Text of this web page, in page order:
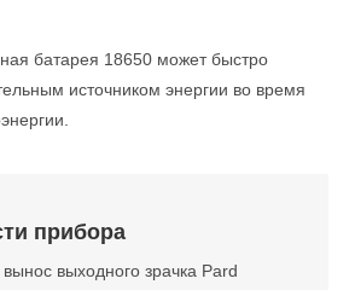
батарея 18650 может быстро
источником энергии во время
прибора
выходного зрачка Pard